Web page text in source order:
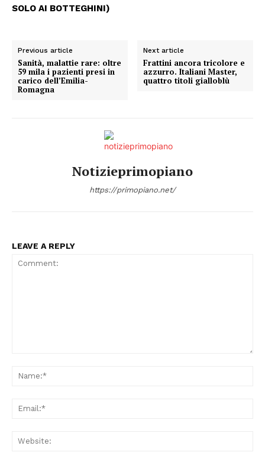
Condividi
SOLO AI BOTTEGHINI)
Previous article
Sanità, malattie rare: oltre
59 mila i pazienti presi in
carico dell’Emilia-
Romagna
Next article
Frattini ancora tricolore e
azzurro. Italiani Master,
quattro titoli gialloblù
Notizieprimopiano
https://primopiano.net/
LEAVE A REPLY